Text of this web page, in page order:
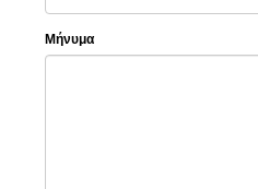
Μήνυμα